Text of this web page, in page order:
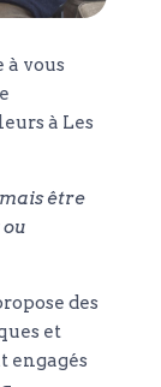
à vous
à Les
être
des
et
engagés